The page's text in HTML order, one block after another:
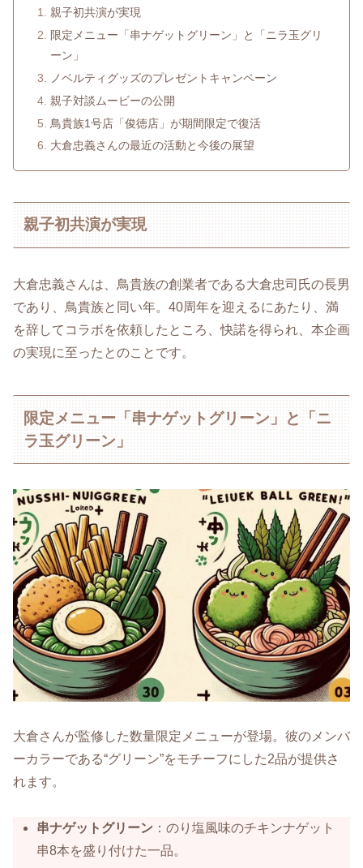
親子初共演が実現
限定メニュー「串ナゲットグリーン」と「ニラ玉グリ
ーン」
ノベルティグッズのプレゼントキャンペーン
親子対談ムービーの公開
鳥貴族1号店「俊徳店」が期間限定で復活
大倉忠義さんの最近の活動と今後の展望
親子初共演が実現
大倉忠義さんは、鳥貴族の創業者である大倉忠司氏の長男
であり、鳥貴族と同い年。​40周年を迎えるにあたり、満
を辞してコラボを依頼したところ、快諾を得られ、本企画
の実現に至ったとのことです。​
限定メニュー「串ナゲットグリーン」と「ニ
ラ玉グリーン」
大倉さんが監修した数量限定メニューが登場。​彼のメンバ
ーカラーである“グリーン”をモチーフにした2品が提供さ
れます。​
串ナゲットグリーン ：​のり塩風味のチキンナゲット
串8本を盛り付けた一品。